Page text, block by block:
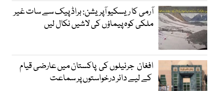
آرمی کا ریسکیو آپریشن: براڈ پیک سے سات غیر
ملکی کوہ پیماؤں کی لاشیں نکال لیں
افغان جرنیلوں کی پاکستان میں عارضی قیام
کے لیے دائر درخواستوں پر سماعت